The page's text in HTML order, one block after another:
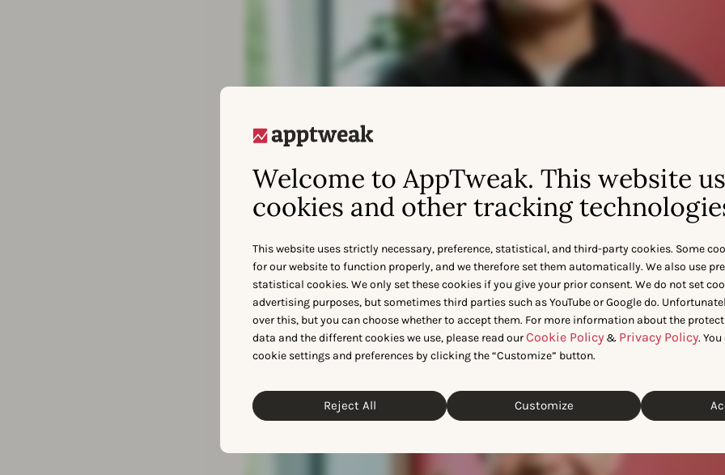
Welcome to AppTweak. This website
cookies and other tracking
This website uses strictly necessary, preference, statistical, and third-party cookies. Some
for our website to function properly, and we therefore set them automatically. We also use
statistical cookies. We only set these cookies if you give your prior consent. We do not set
advertising purposes, but sometimes third parties such as YouTube or Google do.
over this, but you can choose whether to accept them. For more information about the
data and the different cookies we use, please read ourCookie Policy & Privacy Policy.
cookie settings and preferences by clicking the “Customize” button.
Reject All Customize
AppTweak의 데이터 과학자 Lionel을 만